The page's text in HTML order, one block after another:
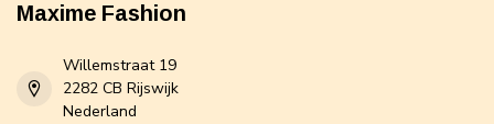
Maxime Fashion
Willemstraat 19
2282 CB Rijswijk
Nederland